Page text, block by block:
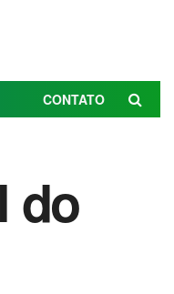
CONTATO
do